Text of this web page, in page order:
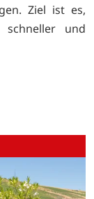
Ziel ist es,
schneller und